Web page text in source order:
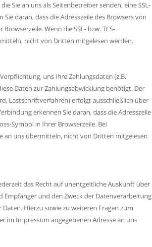
Sie an uns als Seitenbetreiber senden, eine SSL-
daran, dass die Adresszeile des Browsers von
Wenn die SSL- bzw. TLS-
nicht von Dritten mitgelesen werden.
uns Ihre Zahlungsdaten (z.B.
Daten zur Zahlungsabwicklung benötigt. Der
Lastschriftverfahren) erfolgt ausschließlich über
erkennen Sie daran, dass die Adresszeile
Symbol in Ihrer Browserzeile. Bei
an uns übermitteln, nicht von Dritten mitgelesen
das Recht auf unentgeltliche Auskunft über
und den Zweck der Datenverarbeitung
Hierzu sowie zu weiteren Fragen zum
im Impressum angegebenen Adresse an uns